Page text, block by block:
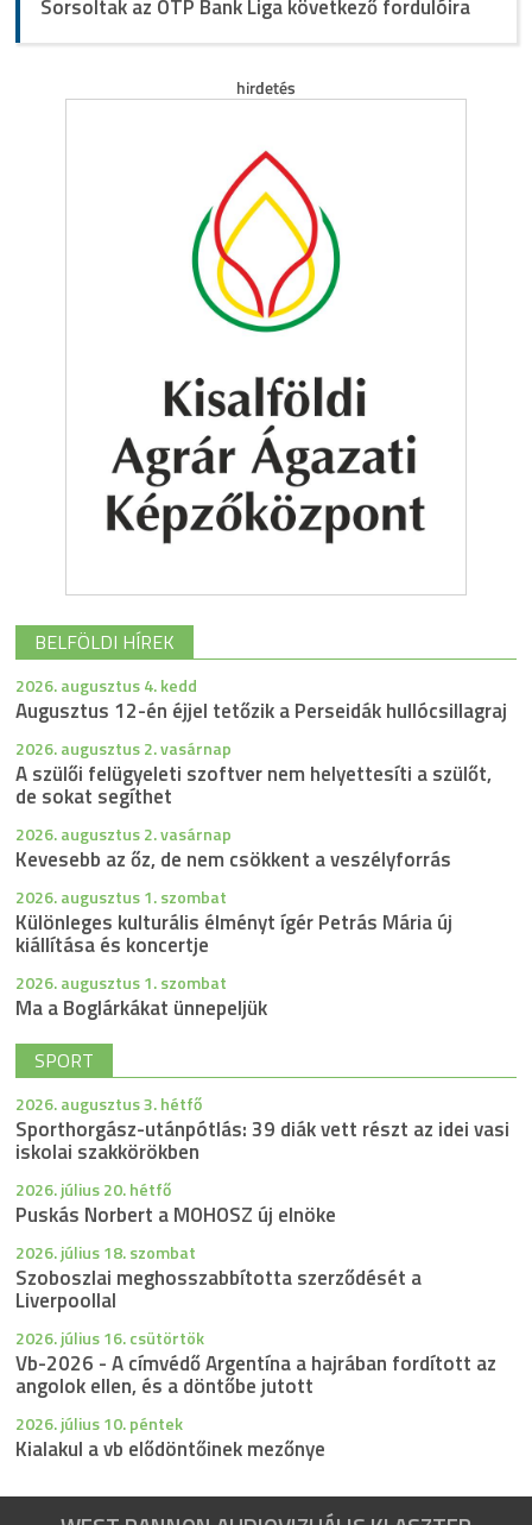
Sorsoltak az OTP Bank Liga következő fordulóira
BELFÖLDI HÍREK
2026. augusztus 4. kedd
Augusztus 12-én éjjel tetőzik a Perseidák hullócsillagraj
2026. augusztus 2. vasárnap
A szülői felügyeleti szoftver nem helyettesíti a szülőt,
de sokat segíthet
2026. augusztus 2. vasárnap
Kevesebb az őz, de nem csökkent a veszélyforrás
2026. augusztus 1. szombat
Különleges kulturális élményt ígér Petrás Mária új
kiállítása és koncertje
2026. augusztus 1. szombat
Ma a Boglárkákat ünnepeljük
SPORT
2026. augusztus 3. hétfő
Sporthorgász-utánpótlás: 39 diák vett részt az idei vasi
iskolai szakkörökben
2026. július 20. hétfő
Puskás Norbert a MOHOSZ új elnöke
2026. július 18. szombat
Szoboszlai meghosszabbította szerződését a
Liverpoollal
2026. július 16. csütörtök
Vb-2026 - A címvédő Argentína a hajrában fordított az
angolok ellen, és a döntőbe jutott
2026. július 10. péntek
Kialakul a vb elődöntőinek mezőnye